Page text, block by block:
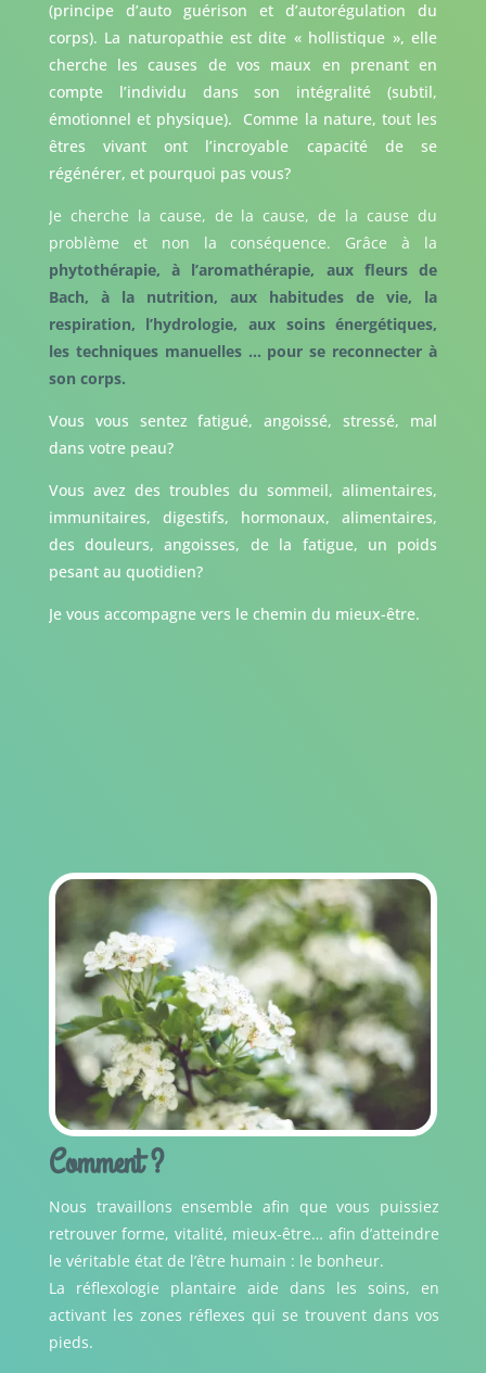
(principe d’auto guérison et d’autorégulation du
corps). La naturopathie est dite « hollistique », elle
cherche les causes de vos maux en prenant en
compte l’individu dans son intégralité (subtil,
émotionnel et physique). Comme la nature, tout les
êtres vivant ont l’incroyable capacité de se
régénérer, et pourquoi pas vous?
Je cherche la cause, de la cause, de la cause du
problème et non la conséquence. Grâce à la
phytothérapie, à l’aromathérapie, aux fleurs de
Bach, à la nutrition, aux habitudes de vie, la
respiration, l’hydrologie, aux soins énergétiques,
les techniques manuelles … pour se reconnecter à
son corps.
Vous vous sentez fatigué, angoissé, stressé, mal
dans votre peau?
Vous avez des troubles du sommeil, alimentaires,
immunitaires, digestifs, hormonaux, alimentaires,
des douleurs, angoisses, de la fatigue, un poids
pesant au quotidien?
Je vous accompagne vers le chemin du mieux-être.
Comment ?
Nous travaillons ensemble afin que vous puissiez
retrouver forme, vitalité, mieux-être… afin d’atteindre
le véritable état de l’être humain : le bonheur.
La réflexologie plantaire aide dans les soins, en
activant les zones réflexes qui se trouvent dans vos
pieds.